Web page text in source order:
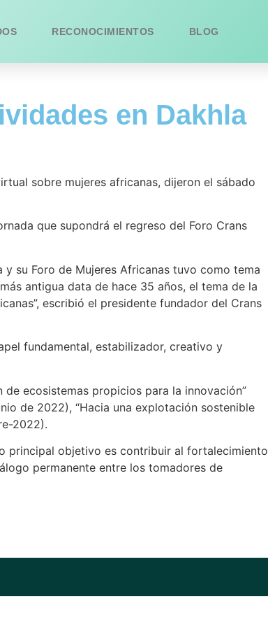
RECONOCIMIENTOS BLOG
en Dakhla
sobre mujeres africanas, dijeron el sábado
que supondrá el regreso del Foro Crans
su Foro de Mujeres Africanas tuvo como tema
antigua data de hace 35 años, el tema de la
escribió el presidente fundador del Crans
fundamental, estabilizador, creativo y
ecosistemas propicios para la innovación”
de 2022), “Hacia una explotación sostenible
2022).
principal objetivo es contribuir al fortalecimiento
permanente entre los tomadores de